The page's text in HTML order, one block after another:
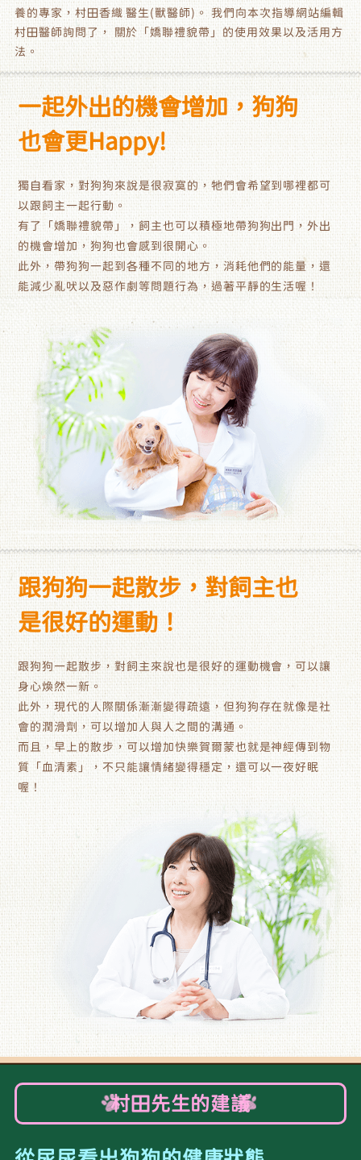
養的專家，村田香織 醫生(獸醫師)。我們向本次指導網站編輯
村田醫師詢問了，
關於「嬌聯禮貌帶」的使用效果以及活用方
法。
一起外出的機會增加，狗狗
也會更Happy!
獨自看家，對狗狗來說是很寂寞的，牠們會希望到哪裡都可
以跟飼主一起行動。
有了「嬌聯禮貌帶」，飼主也可以積極地帶狗狗出門，外出
的機會增加，狗狗也會感到很開心。
此外，帶狗狗一起到各種不同的地方，消耗他們的能量，還
能減少亂吠以及惡作劇等問題行為，過著平靜的生活喔！
跟狗狗一起散步，對飼主也
是很好的運動！
跟狗狗一起散步，對飼主來說也是很好的運動機會，可以讓
身心煥然一新。
此外，現代的人際關係漸漸變得疏遠，但狗狗存在就像是社
會的潤滑劑，可以增加人與人之間的溝通。
而且，早上的散步，可以增加快樂賀爾蒙也就是神經傳到物
質「血清素」，不只能讓情緒變得穩定，還可以一夜好眠
喔！
村田先生的建議